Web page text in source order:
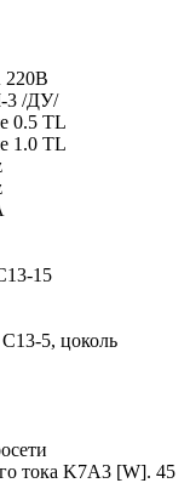
220В
3 /ДУ/
0.5 TL
1.0 TL
15
5, цоколь
тока K7A3 [W]. 45